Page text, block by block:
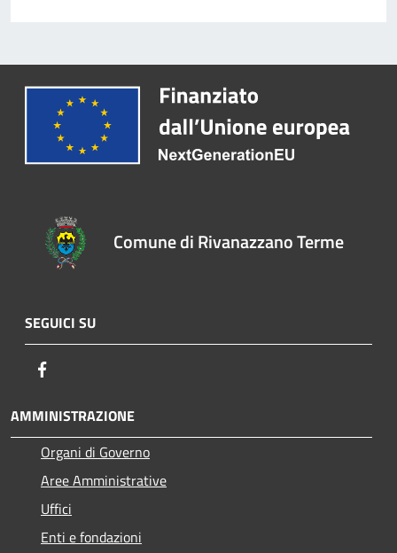
Comune di Rivanazzano Terme
SEGUICI SU
AMMINISTRAZIONE
Organi di Governo
Aree Amministrative
Uffici
Enti e fondazioni